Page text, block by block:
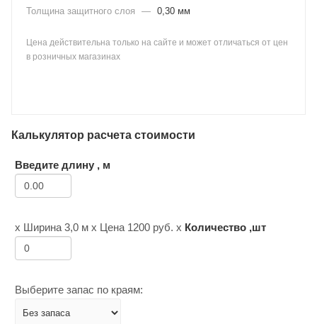
Толщина защитного слоя
— 0,30 мм
Цена действительна только на сайте и может отличаться от цен
в розничных магазинах
Калькулятор расчета стоимости
Введите длину , м
х Ширина 3,0 м х Цена 1200 руб. х Количество ,шт
Выберите запас по краям: